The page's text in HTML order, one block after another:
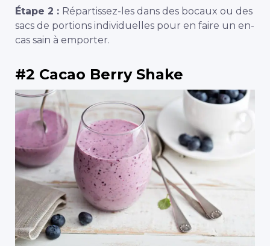
Étape 2 : Répartissez-les dans des bocaux ou des
sacs de portions individuelles pour en faire un en-
cas sain à emporter.
#2 Cacao Berry Shake